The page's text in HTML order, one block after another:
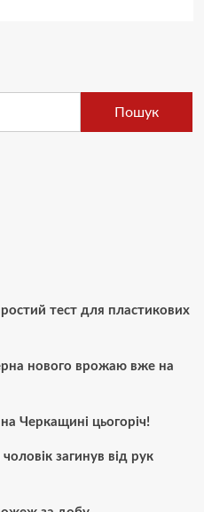
Пошук
тест для пластикових
нового врожаю вже на
Черкащині цьогоріч!
загинув від рук